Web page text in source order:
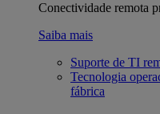
Conectividade remota
Saiba mais
Suporte de TI
Tecnologia
fábrica